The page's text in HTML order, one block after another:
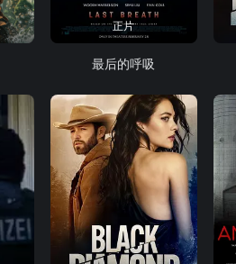
正片
最后的呼吸